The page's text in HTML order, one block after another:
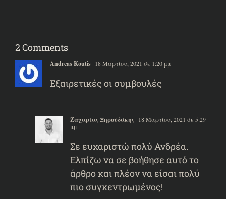
2 Comments
Andreas Koutis 18 Μαρτίου, 2021 σε 1:20 μμ
Εξαιρετικές οι συμβουλές
Ζαχαρίας Ξηρουδάκης
18 Μαρτίου, 2021 σε 5:29
μμ
Σε ευχαριστώ πολύ Ανδρέα.
Ελπίζω να σε βοήθησε αυτό το
άρθρο και πλέον να είσαι πολύ
πιο συγκεντρωμένος!